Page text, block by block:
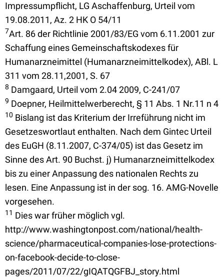
Impressumpflicht, LG Aschaffenburg, Urteil vom
19.08.2011, Az. 2 HK O 54/11
7Art. 86 der Richtlinie 2001/83/EG vom 6.11.2001 zur
Schaffung eines Gemeinschaftskodexes für
Humanarzneimittel (Humanarzneimittelkodex), ABl. L
311 vom 28.11,2001, S. 67
8 Damgaard, Urteil vom 2.04 2009, C-241/07
9 Doepner, Heilmittelwerberecht, § 11 Abs. 1 Nr.11 n 4
10 Bislang ist das Kriterium der Irreführung nicht im
Gesetzeswortlaut enthalten. Nach dem Gintec Urteil
des EuGH (8.11.2007, C-374/05) ist das Gesetz im
Sinne des Art. 90 Buchst. j) Humanarzneimittelkodex
bis zu einer Anpassung des nationalen Rechts zu
lesen. Eine Anpassung ist in der sog. 16. AMG-Novelle
vorgesehen.
11 Dies war früher möglich vgl.
http://www.washingtonpost.com/national/health-
science/pharmaceutical-companies-lose-protections-
on-facebook-decide-to-close-
pages/2011/07/22/gIQATQGFBJ_story.html